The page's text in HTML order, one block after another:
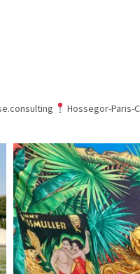
Hossegor-Paris-